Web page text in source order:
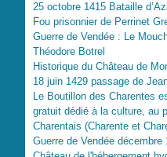
25 octobre 1415 Bataille
Fou prisonnier de Perrinet
Guerre de Vendée : Le
Théodore Botrel
Historique du Château de
18 juin 1429 passage de
Le Boutillon des Charentes
gratuit dédié à la culture, au
Charentais (Charente et
Guerre de Vendée